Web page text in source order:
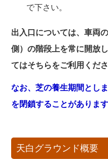
で下さい。
出入口については、車両
側）の階段上を常に開放し
てはそちらをご利用くださ
なお、芝の養生期間とし
を閉鎖することがありま
天白グラウンド概要